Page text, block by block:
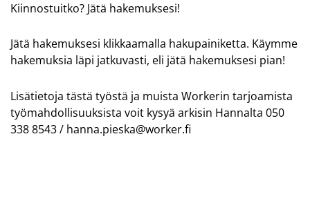
Kiinnostuitko? Jätä hakemuksesi!
Jätä hakemuksesi klikkaamalla hakupainiketta. Käymme
hakemuksia läpi jatkuvasti, eli jätä hakemuksesi pian!
Lisätietoja tästä työstä ja muista Workerin tarjoamista
työmahdollisuuksista voit kysyä arkisin Hannalta 050
338 8543 / hanna.pieska@worker.fi